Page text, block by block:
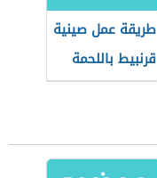
طريقة عمل صينية
قرنبيط باللحمة
المفرومة